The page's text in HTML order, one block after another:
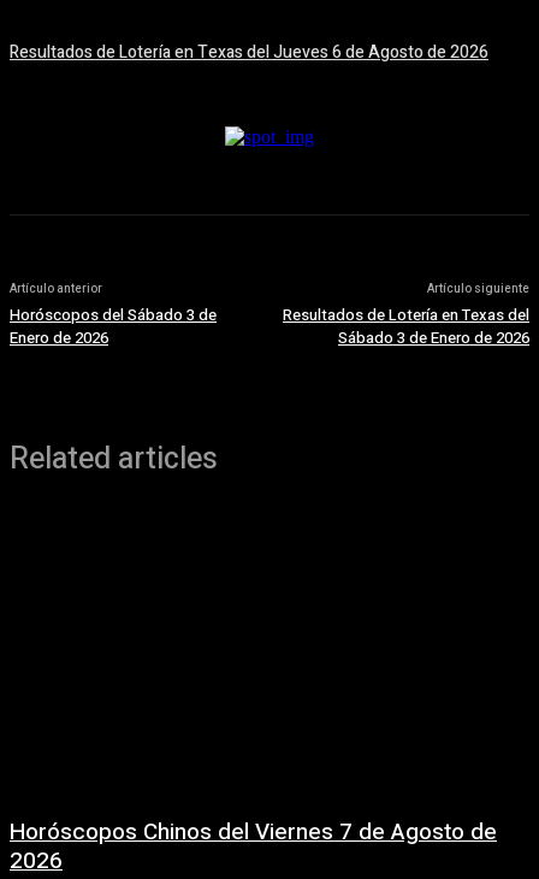
Resultados de Lotería en Texas del Jueves 6 de Agosto de 2026
Artículo anterior
Horóscopos del Sábado 3 de
Enero de 2026
Artículo siguiente
Resultados de Lotería en Texas del
Sábado 3 de Enero de 2026
Related articles
Horóscopos Chinos del Viernes 7 de Agosto de
2026